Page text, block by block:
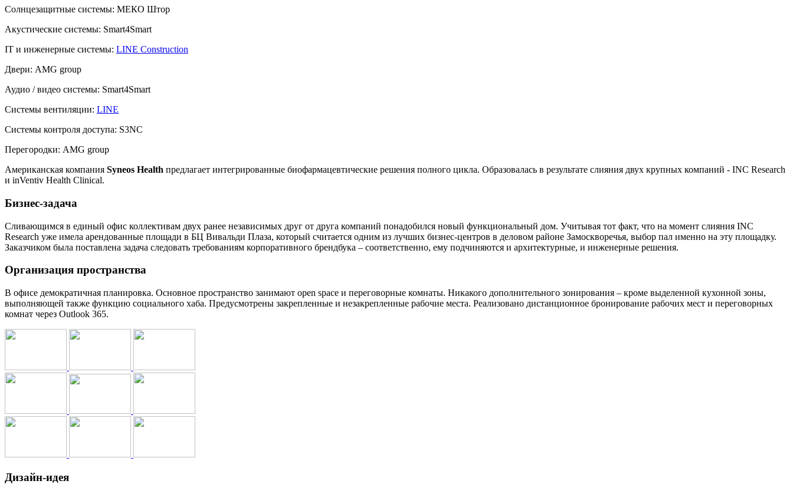
Солнцезащитные системы: МЕКО Штор
Акустические системы: Smart4Smart
IT и инженерные системы: LINE Construction
Двери: AMG group
Аудио / видео системы: Smart4Smart
Системы вентиляции: LINE
Системы контроля доступа: S3NC
Перегородки: AMG group
Американская компания Syneos Health предлагает интегрированные биофармацевтические решения полного цикла. Образовалась в результате слияния двух крупных компаний - INC Research
и inVentiv Health Clinical.
Бизнес-задача
Сливающимся в единый офис коллективам двух ранее независимых друг от друга компаний понадобился новый функциональный дом. Учитывая тот факт, что на момент слияния INC
Research уже имела арендованные площади в БЦ Вивальди Плаза, который считается одним из лучших бизнес-центров в деловом районе Замоскворечья, выбор пал именно на эту площадку.
Заказчиком была поставлена задача следовать требованиям корпоративного брендбука – соответственно, ему подчиняются и архитектурные, и инженерные решения.
Организация пространства
В офисе демократичная планировка. Основное пространство занимают open space и переговорные комнаты. Никакого дополнительного зонирования – кроме выделенной кухонной зоны,
выполняющей также функцию социального хаба. Предусмотрены закрепленные и незакрепленные рабочие места. Реализовано дистанционное бронирование рабочих мест и переговорных
комнат через Outlook 365.
Дизайн-идея